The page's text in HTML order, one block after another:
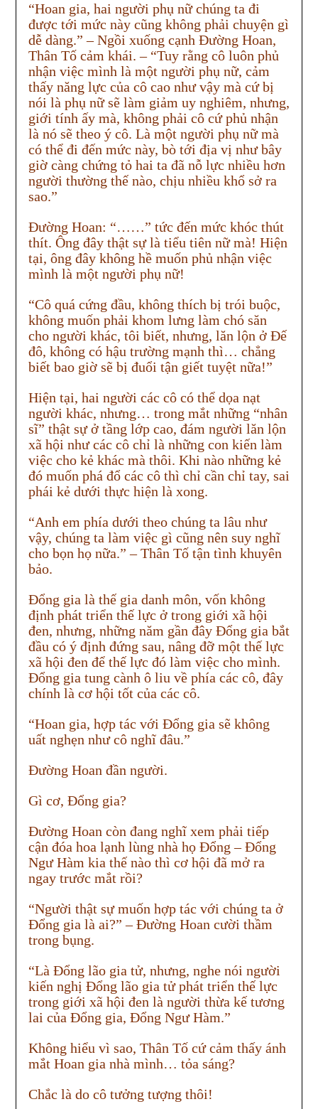
“Hoan gia, hai người phụ nữ chúng ta đi
được tới mức này cũng không phải chuyện gì
dễ dàng.” – Ngồi xuống cạnh Đường Hoan,
Thân Tố cảm khái. – “Tuy rằng cô luôn phủ
nhận việc mình là một người phụ nữ, cảm
thấy năng lực của cô cao như vậy mà cứ bị
nói là phụ nữ sẽ làm giảm uy nghiêm, nhưng,
giới tính ấy mà, không phải cô cứ phủ nhận
là nó sẽ theo ý cô. Là một người phụ nữ mà
có thể đi đến mức này, bò tới địa vị như bây
giờ càng chứng tỏ hai ta đã nỗ lực nhiều hơn
người thường thế nào, chịu nhiều khổ sở ra
sao.”
Đường Hoan: “……” tức đến mức khóc thút
thít. Ông đây thật sự là tiểu tiên nữ mà! Hiện
tại, ông đây không hề muốn phủ nhận việc
mình là một người phụ nữ!
“Cô quá cứng đầu, không thích bị trói buộc,
không muốn phải khom lưng làm chó săn
cho người khác, tôi biết, nhưng, lăn lộn ở Đế
đô, không có hậu trường mạnh thì… chẳng
biết bao giờ sẽ bị đuổi tận giết tuyệt nữa!”
Hiện tại, hai người các cô có thể dọa nạt
người khác, nhưng… trong mắt những “nhân
sĩ” thật sự ở tầng lớp cao, đám người lăn lộn
xã hội như các cô chỉ là những con kiến làm
việc cho kẻ khác mà thôi. Khi nào những kẻ
đó muốn phá đổ các cô thì chỉ cần chỉ tay, sai
phái kẻ dưới thực hiện là xong.
“Anh em phía dưới theo chúng ta lâu như
vậy, chúng ta làm việc gì cũng nên suy nghĩ
cho bọn họ nữa.” – Thân Tố tận tình khuyên
bảo.
Đổng gia là thế gia danh môn, vốn không
định phát triển thế lực ở trong giới xã hội
đen, nhưng, những năm gần đây Đổng gia bắt
đầu có ý định đứng sau, nâng đỡ một thế lực
xã hội đen để thế lực đó làm việc cho mình.
Đổng gia tung cành ô liu về phía các cô, đây
chính là cơ hội tốt của các cô.
“Hoan gia, hợp tác với Đổng gia sẽ không
uất nghẹn như cô nghĩ đâu.”
Đường Hoan đần người.
Gì cơ, Đổng gia?
Đường Hoan còn đang nghĩ xem phải tiếp
cận đóa hoa lạnh lùng nhà họ Đổng – Đổng
Ngư Hàm kia thế nào thì cơ hội đã mở ra
ngay trước mắt rồi?
“Người thật sự muốn hợp tác với chúng ta ở
Đổng gia là ai?” – Đường Hoan cười thầm
trong bụng.
“Là Đổng lão gia tử, nhưng, nghe nói người
kiến nghị Đổng lão gia tử phát triển thế lực
trong giới xã hội đen là người thừa kế tương
lai của Đổng gia, Đổng Ngư Hàm.”
Không hiểu vì sao, Thân Tố cứ cảm thấy ánh
mắt Hoan gia nhà mình… tỏa sáng?
Chắc là do cô tưởng tượng thôi!